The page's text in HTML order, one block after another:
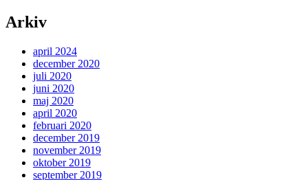
Arkiv
april 2024
december 2020
juli 2020
juni 2020
maj 2020
april 2020
februari 2020
december 2019
november 2019
oktober 2019
september 2019